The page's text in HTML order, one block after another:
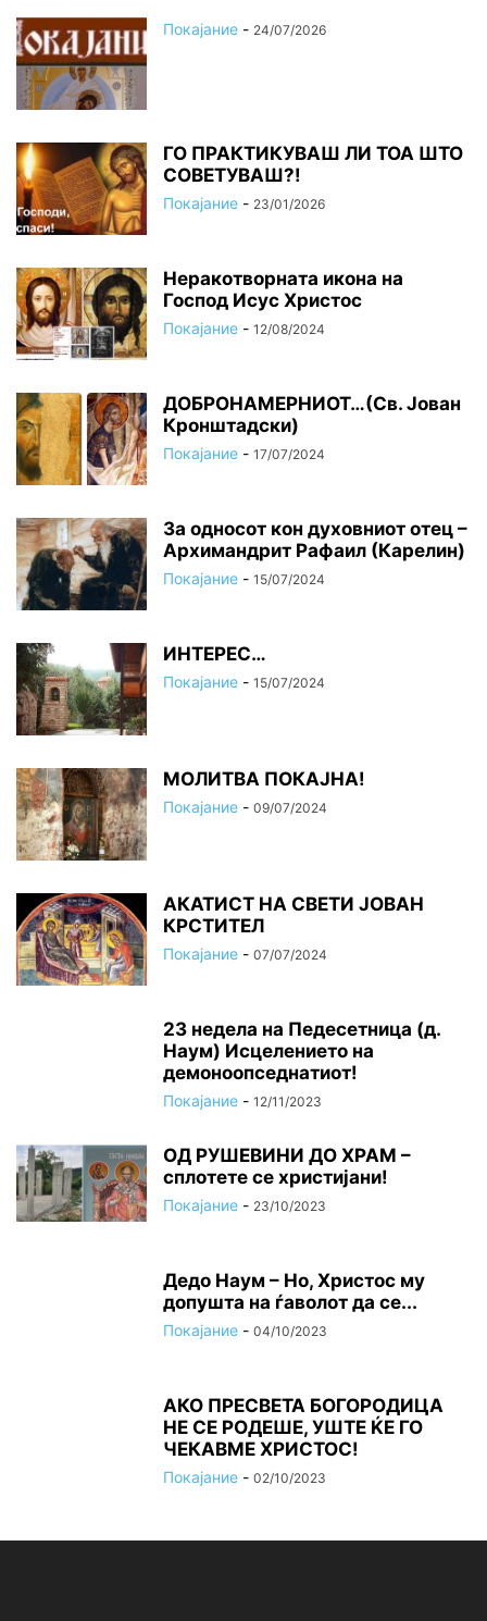
Покајание - 24/07/2026
ГО ПРАКТИКУВАШ ЛИ ТОА ШТО
СОВЕТУВАШ?!
Покајание - 23/01/2026
Неракотворната икона на
Господ Исус Христос
Покајание - 12/08/2024
ДОБРОНАМЕРНИОТ…(Св. Јован
Кронштадски)
Покајание - 17/07/2024
За односот кон духовниот отец –
Архимандрит Рафаил (Карелин)
Покајание - 15/07/2024
ИНТЕРЕС…
Покајание - 15/07/2024
МОЛИТВА ПОКАЈНА!
Покајание - 09/07/2024
АКАТИСТ НА СВЕТИ ЈОВАН
КРСТИТЕЛ
Покајание - 07/07/2024
23 недела на Педесетница (д.
Наум) Исцелението на
демоноопседнатиот!
Покајание - 12/11/2023
ОД РУШЕВИНИ ДО ХРАМ –
сплотете се христијани!
Покајание - 23/10/2023
Дедо Наум – Но, Христос му
допушта на ѓаволот да се...
Покајание - 04/10/2023
АКО ПРЕСВЕТА БОГОРОДИЦА
НЕ СЕ РОДЕШЕ, УШТЕ ЌЕ ГО
ЧЕКАВМЕ ХРИСТОС!
Покајание - 02/10/2023